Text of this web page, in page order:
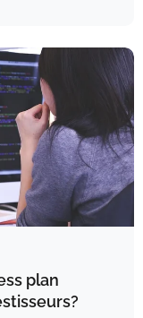
plan